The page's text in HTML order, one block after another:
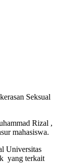
Seksual
Rizal ,
mahasiswa.
Universitas
yang terkait